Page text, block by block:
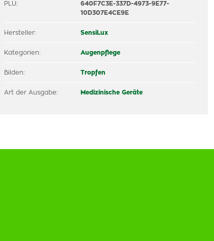
PLU:
640F7C3E-337D-4973-9E77-
10D307E4CE9E
Hersteller: SensiLux
Kategorien: Augenpflege
Bilden: Tropfen
Art der Ausgabe: Medizinische Geräte